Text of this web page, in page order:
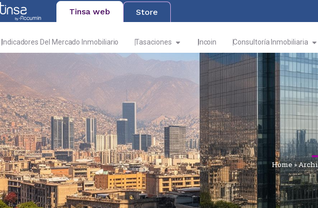
Tinsa web Store
Indicadores Del Mercado Inmobiliario Tasaciones Incoin Consultoría Inmobiliaria
Home»